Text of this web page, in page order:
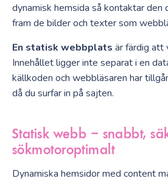
dynamisk hemsida så kontaktar den
fram de bilder och texter som
En statisk webbplats är färdig att
Innehållet ligger inte separat i en
källkoden och webbläsaren har
då du surfar in på sajten.
Statisk webb – snabbt,
sökmotoroptimalt
Dynamiska hemsidor med content